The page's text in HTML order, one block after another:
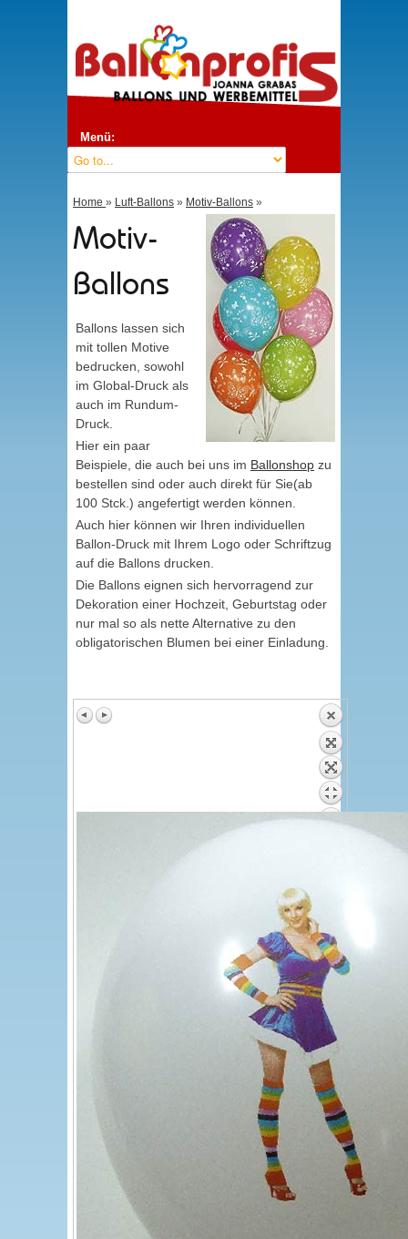
Menü:
Home » Luft-Ballons » Motiv-Ballons »
Motiv-
Ballons
Ballons lassen sich
mit tollen Motive
bedrucken, sowohl
im Global-Druck als
auch im Rundum-
Druck.
Hier ein paar
Beispiele, die auch bei uns im Ballonshop zu
bestellen sind oder auch direkt für Sie(ab
100 Stck.) angefertigt werden können.
Auch hier können wir Ihren individuellen
Ballon-Druck mit Ihrem Logo oder Schriftzug
auf die Ballons drucken.
Die Ballons eignen sich hervorragend zur
Dekoration einer Hochzeit, Geburtstag oder
nur mal so als nette Alternative zu den
obligatorischen Blumen bei einer Einladung.